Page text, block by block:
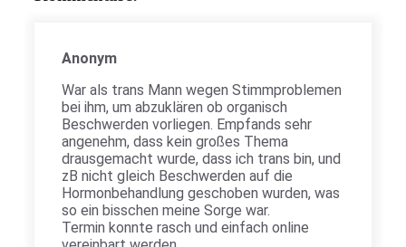
Anonym
War als trans Mann wegen Stimmproblemen
bei ihm, um abzuklären ob organisch
Beschwerden vorliegen. Empfands sehr
angenehm, dass kein großes Thema
drausgemacht wurde, dass ich trans bin, und
zB nicht gleich Beschwerden auf die
Hormonbehandlung geschoben wurden, was
so ein bisschen meine Sorge war.
Termin konnte rasch und einfach online